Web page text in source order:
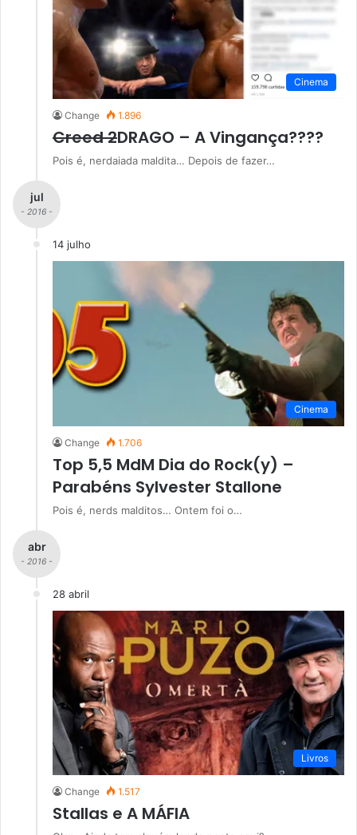
Cinema
Change 1.896
Creed 2DRAGO – A Vingança????
Pois é, nerdaiada maldita… Depois de fazer…
jul
- 2016 -
14 julho
Cinema
Change 1.706
Top 5,5 MdM Dia do Rock(y) –
Parabéns Sylvester Stallone
Pois é, nerds malditos… Ontem foi o…
abr
- 2016 -
28 abril
Livros
Change 1.517
Stallas e A MÁFIA